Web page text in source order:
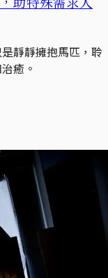
靜靜擁抱馬匹，聆
癒。